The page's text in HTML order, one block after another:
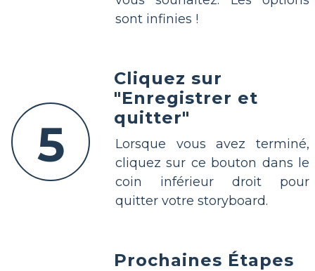
sont infinies !
5
Cliquez sur
"Enregistrer et
quitter"
Lorsque vous avez terminé,
cliquez sur ce bouton dans le
coin inférieur droit pour
quitter votre storyboard.
Prochaines Étapes